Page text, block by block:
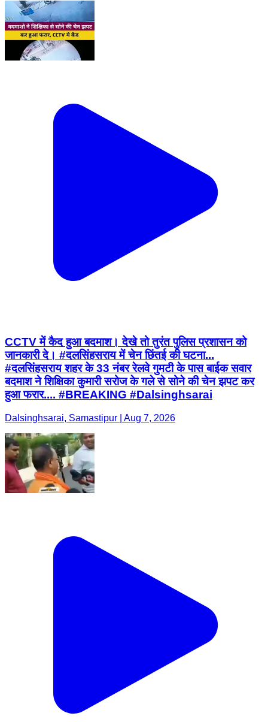
CCTV में कैद हुआ बदमाश। देखे तो तुरंत पुलिस प्रशासन को
जानकारी दे। #दलसिंहसराय में चेन छिंतई की घटना...
#दलसिंहसराय शहर के 33 नंबर रेलवे गुमटी के पास बाईक सवार
बदमाश ने शिक्षिका कुमारी सरोज के गले से सोने की चेन झपट कर
हुआ फरार.... #BREAKING #Dalsinghsarai
Dalsinghsarai, Samastipur | Aug 7, 2026